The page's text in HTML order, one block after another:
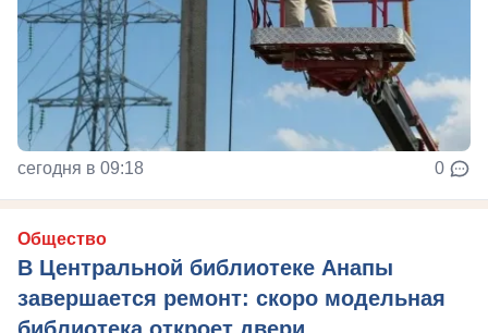
сегодня в 09:18 0
Общество
В Центральной библиотеке Анапы
завершается ремонт: скоро модельная